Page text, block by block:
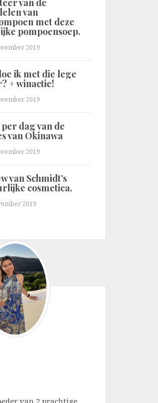
van de
van
met deze
pompoensoep.
2019
ik met die lege
+ winactie!
2019
per dag van de
van Okinawa
2019
van Schmidt’s
cosmetica.
2019
van 2 prachtige